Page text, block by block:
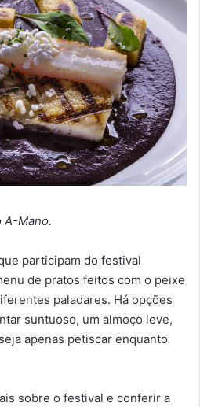
A-Mano.
participam do festival
de pratos feitos com o peixe
paladares. Há opções
suntuoso, um almoço leve,
apenas petiscar enquanto
sobre o festival e conferir a